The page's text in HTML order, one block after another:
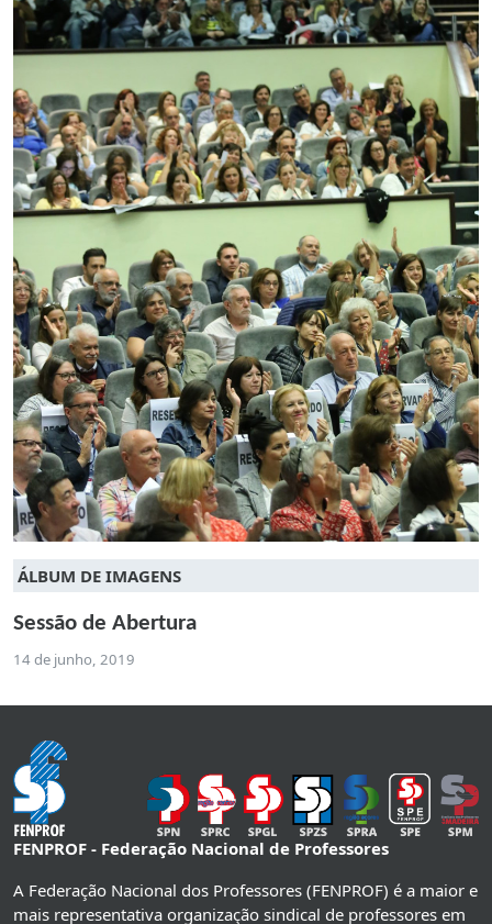
ÁLBUM DE IMAGENS
Sessão de Abertura
14 de junho, 2019
FENPROF - Federação Nacional de Professores
A Federação Nacional dos Professores (FENPROF) é a maior e
mais representativa organização sindical de professores em